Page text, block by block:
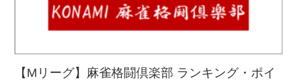
【Mリーグ】麻雀格闘倶楽部 ランキング・ポイ